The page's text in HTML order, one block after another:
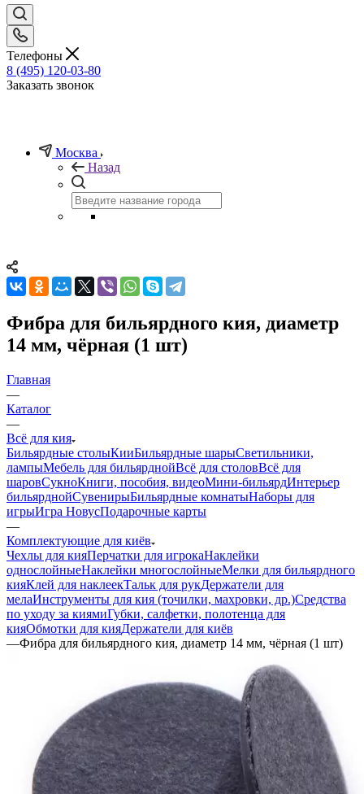
Телефоны
8 (495) 120-03-80
Заказать звонок
Москва
Назад
Фибра для бильярдного кия, диаметр
14 мм, чёрная (1 шт)
Главная
—
Каталог
—
Всё для кия
Бильярдные столыКииБильярдные шарыСветильники,
лампыМебель для бильярднойВсё для столовВсё для
шаровСукноКниги, пособия, видеоМини-бильярдИнтерьер
бильярднойСувенирыБильярдные комнатыНаборы для
игрыИгра НовусПодарочные карты
—
Комплектующие для киёв
Чехлы для кияПерчатки для игрокаНаклейки
однослойныеНаклейки многослойныеМелки для бильярдного
кияКлей для наклеекТальк для рукДержатели для
мелаИнструменты для кия (точилки, махровки, др.)Средства
по уходу за киямиГубки, салфетки, полотенца для
кияОбмотки для кияДержатели для киёв
—Фибра для бильярдного кия, диаметр 14 мм, чёрная (1 шт)